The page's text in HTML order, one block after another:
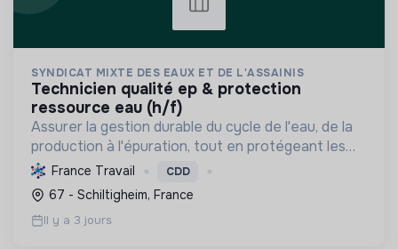
SYNDICAT MIXTE DES EAUX ET DE L'ASSAINIS
technicien qualité ep & protection
ressource eau (h/f)
Assurer la gestion durable du cycle de l'eau, de la
production à l'épuration, tout en protégeant les
ressources et la biodiversité, et en s'adaptant au
changement climatique pour le bien-être des
usag...
France Travail CDD
67 - Schiltigheim, France
Il y a 3 jours